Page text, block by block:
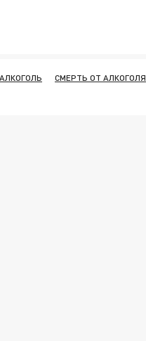
СМЕРТЬ ОТ АЛКОГОЛЯ